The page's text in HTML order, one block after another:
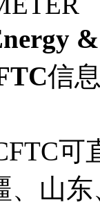
信
、山